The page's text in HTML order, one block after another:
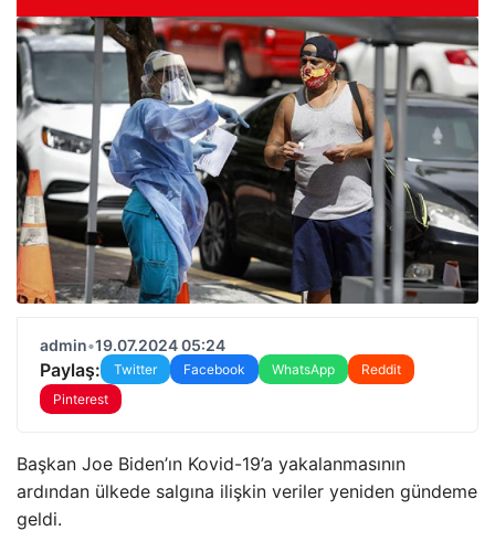
admin•19.07.2024 05:24
Paylaş: Twitter Facebook WhatsApp
Reddit
Pinterest
Başkan Joe Biden’ın Kovid-19’a yakalanmasının
ardından ülkede salgına ilişkin veriler yeniden gündeme
geldi.